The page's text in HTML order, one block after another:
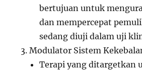
bertujuan untuk
dan mempercepat
sedang diuji dalam uji
Modulator Sistem
Terapi yang ditargetkan